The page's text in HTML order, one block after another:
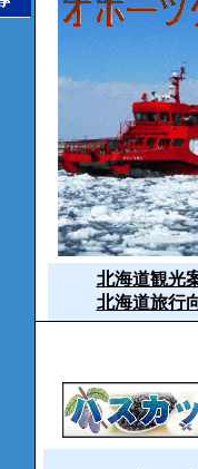
北海道観光
北海道旅行